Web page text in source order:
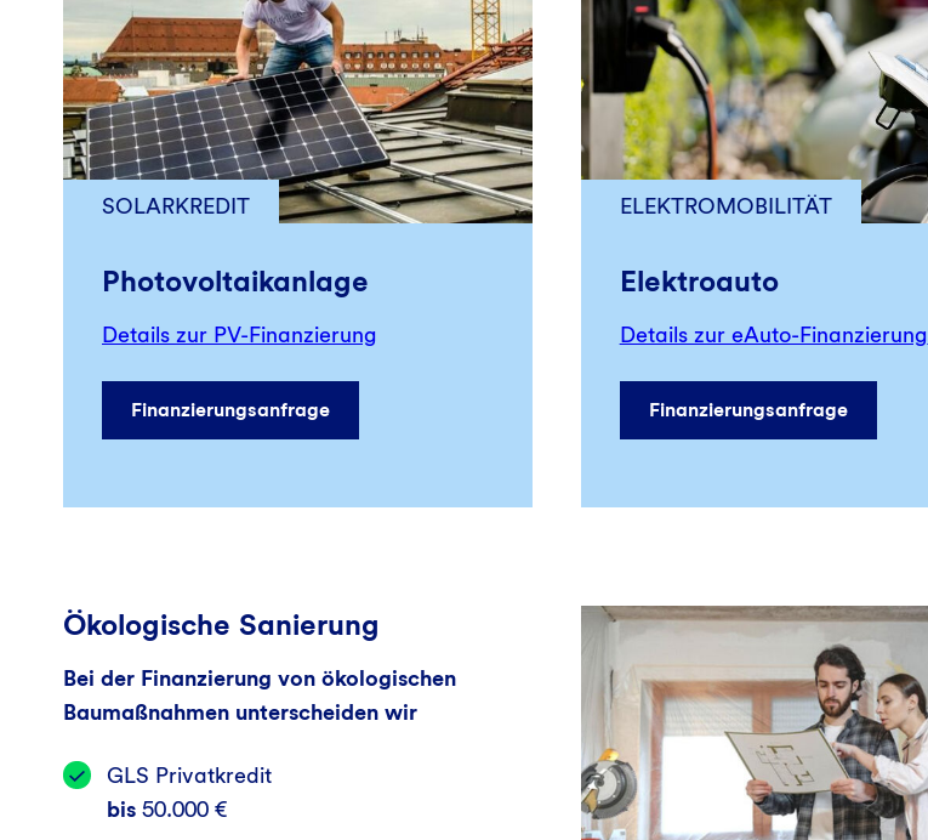
Photovoltaikanlage
Details zur PV-Finanzierung
Finanzierungsanfrage
SOLARKREDIT
Elektroauto
Details zur eAuto-Finanzierung
Finanzierungsanfrage
ELEKTROMOBILITÄT
Ökologische Sanierung
Bei der Finanzierung von ökologischen
Baumaßnahmen unterscheiden wir
GLS Privatkredit
bis 50.000 €